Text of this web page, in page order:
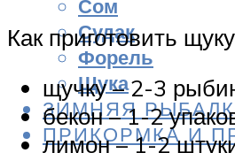
Сом
Судак
Форель
Щука
ЗИМНЯЯ
ПРИКОРМКА И
Как приготовить
щучку – 2-3
бекон – 1-2
лимон – 1-2